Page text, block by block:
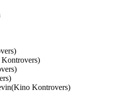
Kontrovers)